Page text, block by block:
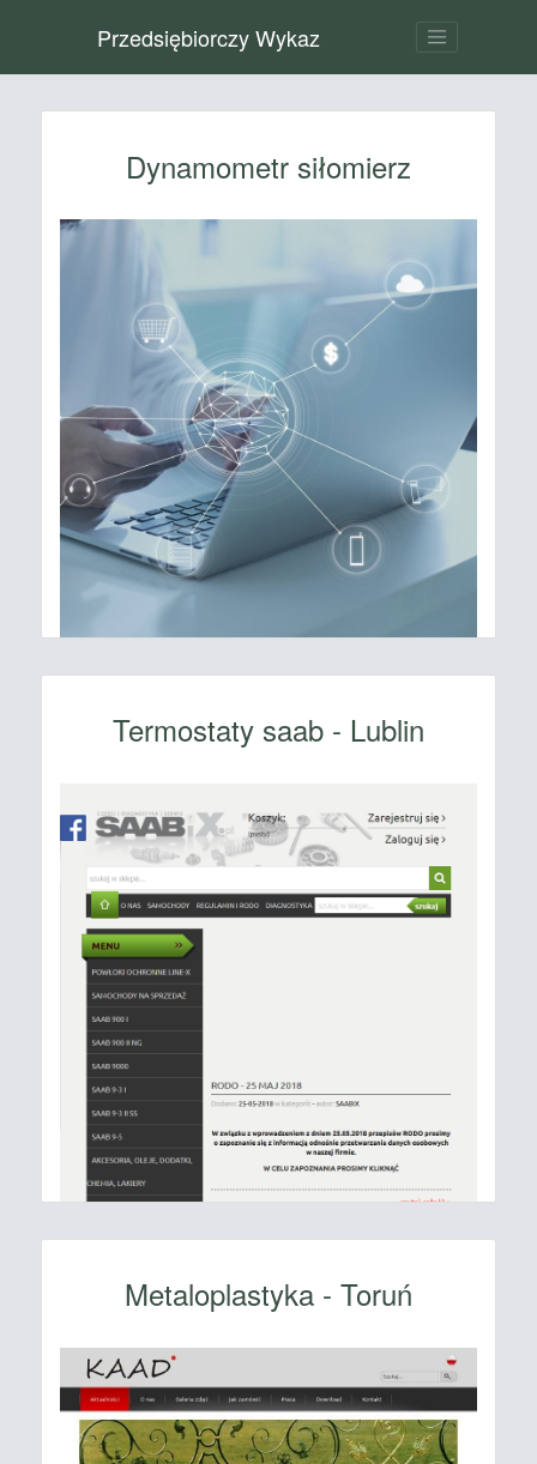
Przedsiębiorczy Wykaz
Dynamometr siłomierz
Termostaty saab - Lublin
Metaloplastyka - Toruń